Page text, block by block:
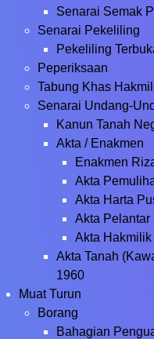
Senarai Semak
Senarai Pekeliling
Pekeliling
Peperiksaan
Tabung Khas
Senarai Undang-
Kanun Tanah
Akta / Enakmen
Enakmen
Akta
Akta Harta
Akta Pelantar
Akta
Akta Tanah
1960
Muat Turun
Borang
Bahagian